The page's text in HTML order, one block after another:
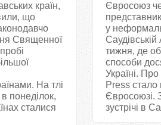
країн,
що
Священної
На тлі
понеділок,
сталися
Євросоюз
у
Саудівській
тижня, де
способи
Україні.
Press стало
Євросоюзі.
зустрічі в